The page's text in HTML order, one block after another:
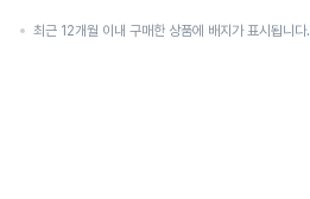
최근 12개월 이내 구매한 상품에 배지가 표시됩니다.